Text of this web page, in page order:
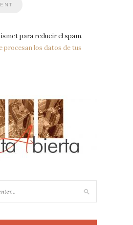
para reducir el spam.
procesan los datos de tus